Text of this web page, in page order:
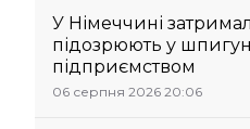
У Німеччині
підозрюють у
підприємством
06 серпня 2026 20:06